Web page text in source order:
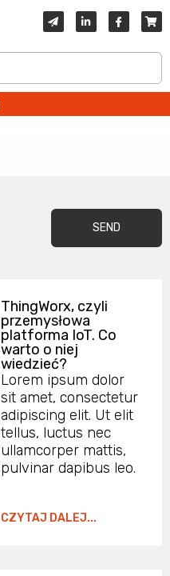
SEND
ThingWorx, czyli
przemysłowa
platforma IoT. Co
warto o niej
wiedzieć?
Lorem ipsum dolor
sit amet, consectetur
adipiscing elit. Ut elit
tellus, luctus nec
ullamcorper mattis,
pulvinar dapibus leo.
CZYTAJ DALEJ...